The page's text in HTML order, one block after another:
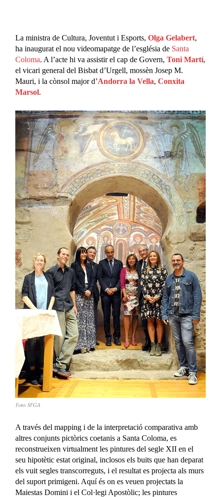
La ministra de Cultura, Joventut i Esports,Olga Gelabert,
ha inaugurat el nou videomapatge de l’església de Santa
Coloma. A l’acte hi va assistir el cap de Govern,Toni Martí,
el vicari general del Bisbat d’Urgell, mossèn Josep M.
Mauri, i la cònsol major d’Andorra la Vella,Conxita
Marsol.
Foto: SFGA
A través del mapping i de la interpretació comparativa amb
altres conjunts pictòrics coetanis a Santa Coloma, es
reconstrueixen virtualment les pintures del segle XII en el
seu hipotètic estat original, inclosos els buits que han deparat
els vuit segles transcorreguts, i el resultat es projecta als murs
del suport primigeni. Aquí és on es veuen projectats la
Maiestas Domini i el Col·legi Apostòlic; les pintures